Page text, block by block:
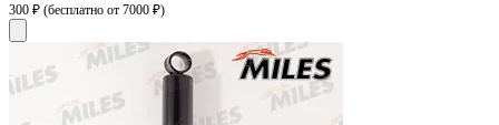
300 ₽ (бесплатно от 7000 ₽)